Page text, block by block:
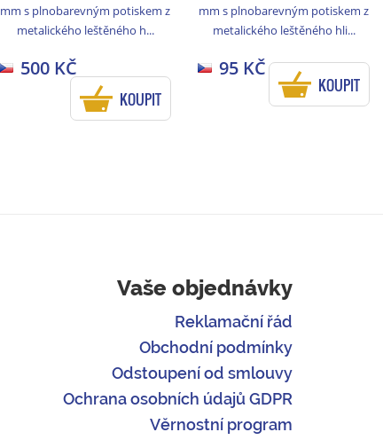
mm s plnobarevným potiskem z
metalického leštěného h...
500 KČ
KOUPIT
mm s plnobarevným potiskem z
metalického leštěného hli...
95 KČ
KOUPIT
Vaše objednávky
Reklamační řád
Obchodní podmínky
Odstoupení od smlouvy
Ochrana osobních údajů GDPR
Věrnostní program